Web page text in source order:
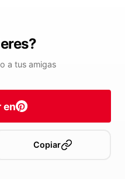
a tus amigas
en
Copiar